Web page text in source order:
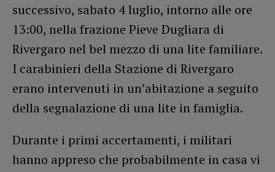
successivo, sabato 4 luglio, intorno alle ore
13:00, nella frazione Pieve Dugliara di
Rivergaro nel bel mezzo di una lite familiare.
I carabinieri della Stazione di Rivergaro
erano intervenuti in un’abitazione a seguito
della segnalazione di una lite in famiglia.
Durante i primi accertamenti, i militari
hanno appreso che probabilmente in casa vi